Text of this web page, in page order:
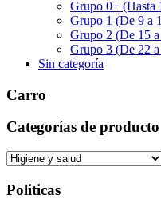
Grupo 0+ (Hasta
Grupo 1 (De 9 a
Grupo 2 (De 15
Grupo 3 (De 22
Sin categoría
Carro
Categorías de producto
Politicas